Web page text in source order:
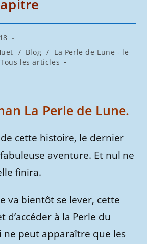
/ Blog / La Perle de Lune - le
Tous les articles
La Perle de Lune.
de cette histoire, le dernier
aventure. Et nul ne
finira.
va bientôt se lever, cette
d’accéder à la Perle du
ne peut apparaître que les